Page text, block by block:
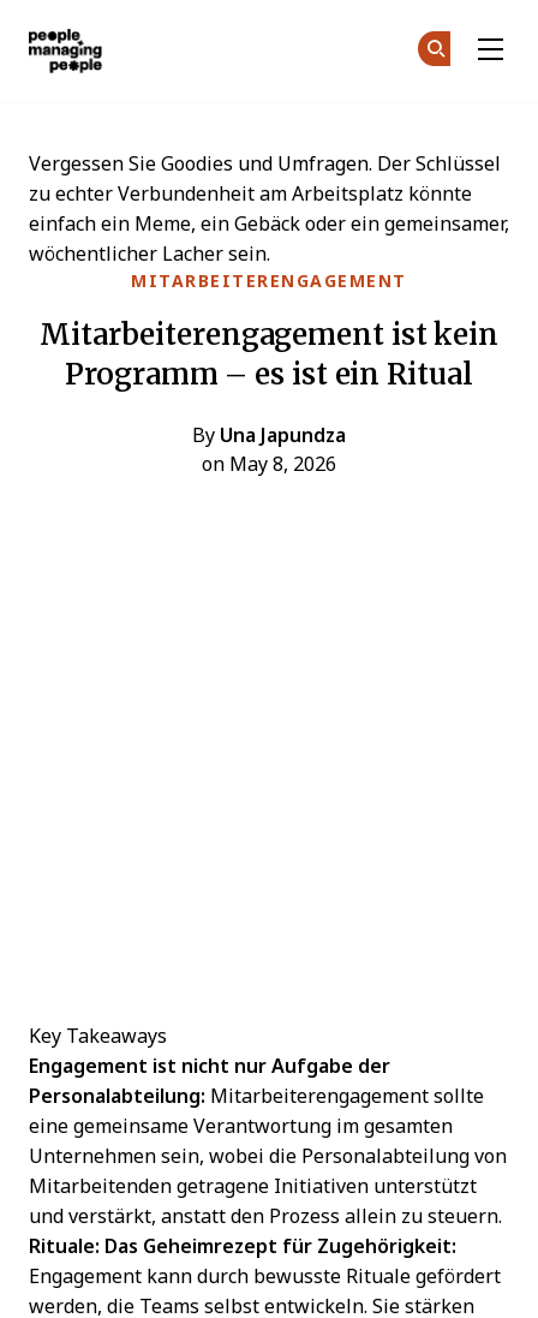
MITARBEITERENGAGEMENT
Mitarbeiterengagement ist kein
Programm – es ist ein Ritual
By Una Japundza
on May 8, 2026
Vergessen Sie Goodies und Umfragen. Der Schlüssel
zu echter Verbundenheit am Arbeitsplatz könnte
einfach ein Meme, ein Gebäck oder ein gemeinsamer,
wöchentlicher Lacher sein.
Key Takeaways
Engagement ist nicht nur Aufgabe der
Personalabteilung: Mitarbeiterengagement sollte
eine gemeinsame Verantwortung im gesamten
Unternehmen sein, wobei die Personalabteilung von
Mitarbeitenden getragene Initiativen unterstützt
und verstärkt, anstatt den Prozess allein zu steuern.
Rituale: Das Geheimrezept für Zugehörigkeit:
Engagement kann durch bewusste Rituale gefördert
werden, die Teams selbst entwickeln. Sie stärken